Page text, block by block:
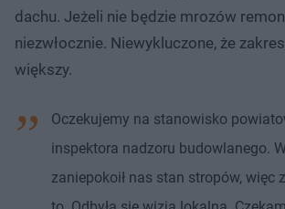
dachu. Jeżeli nie będzie mrozów
niezwłocznie. Niewykluczone, że
większy.
Oczekujemy na stanowisko
inspektora nadzoru budowlanego.
zaniepokoił nas stan stropów, więc